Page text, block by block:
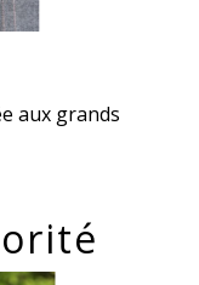
aux grands